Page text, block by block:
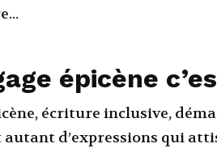
épicène
écriture inclusive,
autant d’expressions qui